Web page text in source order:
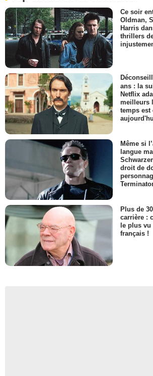
Ce soir
Oldman,
Harris
thrillers
ans : la
Netflix
meilleurs
temps
Même si
langue
droit de
Plus de
carrière :
le plus
français !